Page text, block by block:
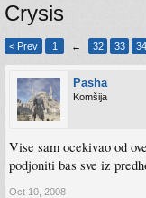
Crysis
< Prev 1 ← 32 33 34
Pasha
Komšija
Vise sam ocekivao od
podjoniti bas sve iz
Oct 10, 2008